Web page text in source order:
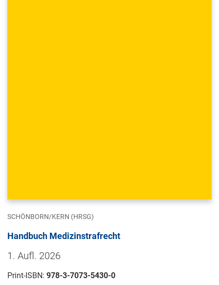
SCHÖNBORN/KERN (HRSG)
Handbuch Medizinstrafrecht
1. Aufl. 2026
Print-ISBN: 978-3-7073-5430-0